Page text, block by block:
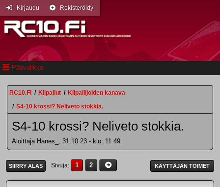
Päävalikko
Kirjaudu Rekisteröidy
RC10.FI / Kilpailut / Kilpailijoiden kanava
/ S4-10 krossi? Neliveto stokkia.
S4-10 krossi? Neliveto stokkia.
Aloittaja Hanes_, 31.10.23 - klo: 11.49
SIIRRY ALAS Sivuja 1 2 KÄYTTÄJÄN TOIMET